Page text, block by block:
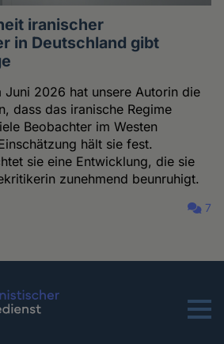
iranischer
in Deutschland gibt
Juni 2026 hat unsere Autorin die
dass das iranische Regime
Beobachter im Westen
hält sie fest.
sie eine Entwicklung, die sie
zunehmend beunruhigt.
7
Menu